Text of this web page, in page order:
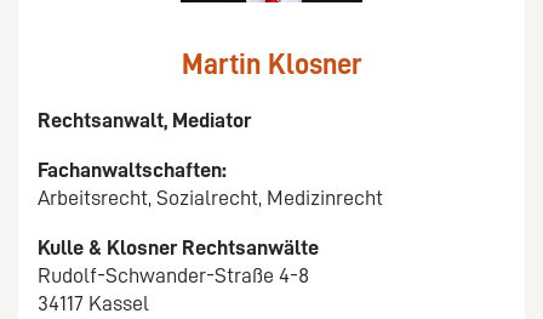
Martin Klosner
Rechtsanwalt, Mediator
Fachanwaltschaften:
Arbeitsrecht, Sozialrecht, Medizinrecht
Kulle & Klosner Rechtsanwälte
Rudolf-Schwander-Straße 4-8
34117 Kassel